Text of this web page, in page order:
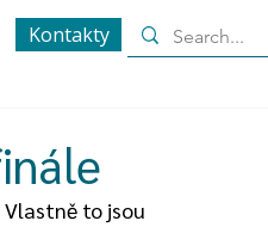
Kontakty
Vlastně to jsou